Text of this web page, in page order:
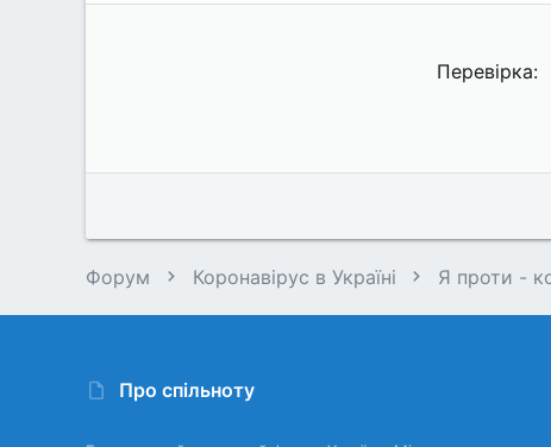
Перевірка
Форум Коронавірус в Україні Я проти -
Про спільноту